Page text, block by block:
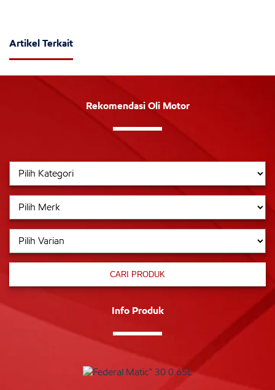
Artikel Terkait
Rekomendasi Oli Motor
CARI PRODUK
Info Produk